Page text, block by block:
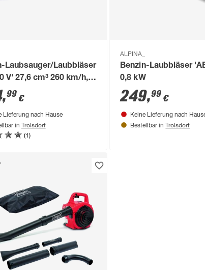
Laubsauger/Laubbläser
V' 27,6 cm³ 260 km/h,
,99€
Lieferung nach Hause
in Troisdorf
(1)
ALPINA_
Benzin-Laubbläser
0,8 kW
249,99 €
Keine Lieferung nach
Bestellbar in Troisdorf